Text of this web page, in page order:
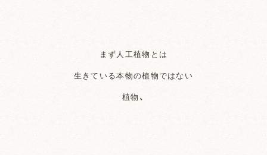
まず人工植物とは
生きている本物の植物ではない
植物、